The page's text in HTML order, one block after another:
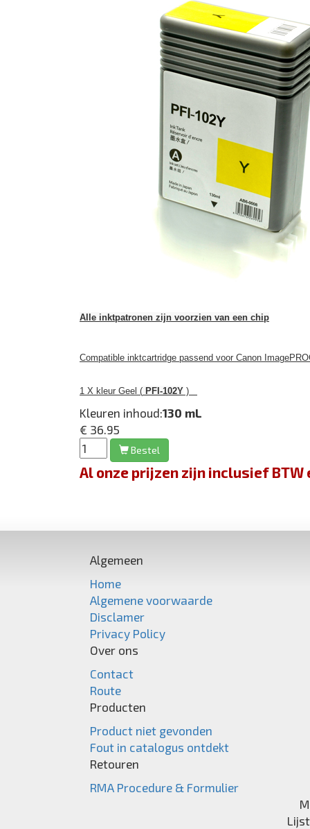
Alle inktpatronen zijn voorzien van een chip
Compatible inktcartridge passend voor Canon
1 X kleur Geel ( PFI-102Y )
Kleuren inhoud:130 mL
€ 36.95
Bestel
Al onze prijzen zijn inclusief
Algemeen
Home
Algemene voorwaarde
Disclamer
Privacy Policy
Over ons
Contact
Route
Producten
Product niet gevonden
Fout in catalogus ontdekt
Retouren
RMA Procedure & Formulier